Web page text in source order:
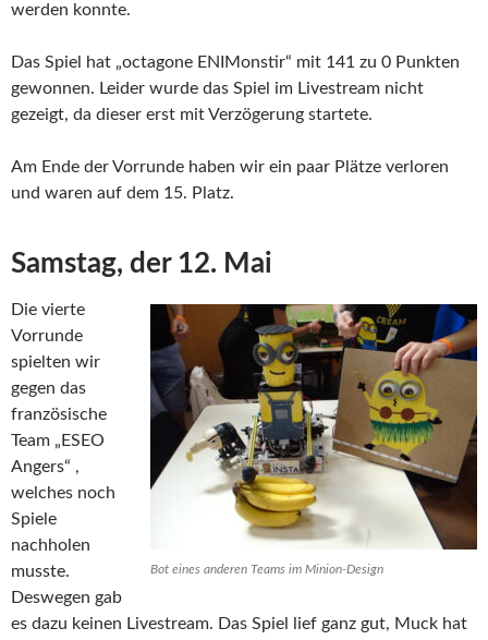
werden konnte.
Das Spiel hat „octagone ENIMonstir“ mit 141 zu 0 Punkten
gewonnen. Leider wurde das Spiel im Livestream nicht
gezeigt, da dieser erst mit Verzögerung startete.
Am Ende der Vorrunde haben wir ein paar Plätze verloren
und waren auf dem 15. Platz.
Samstag, der 12. Mai
Bot eines anderen Teams im Minion-Design
Die vierte
Vorrunde
spielten wir
gegen das
französische
Team „ESEO
Angers“ ,
welches noch
Spiele
nachholen
musste.
Deswegen gab
es dazu keinen Livestream. Das Spiel lief ganz gut, Muck hat